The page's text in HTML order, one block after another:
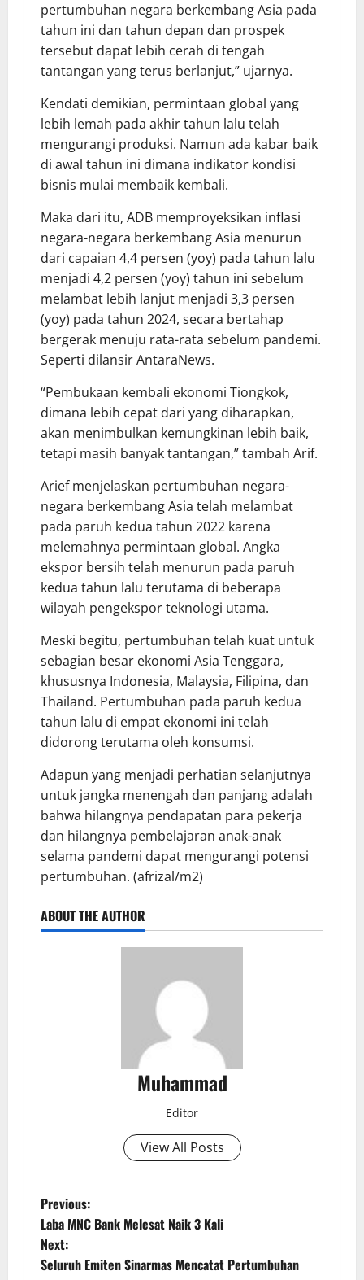
pertumbuhan negara berkembang Asia pada
tahun ini dan tahun depan dan prospek
tersebut dapat lebih cerah di tengah
tantangan yang terus berlanjut,” ujarnya.
Kendati demikian, permintaan global yang
lebih lemah pada akhir tahun lalu telah
mengurangi produksi. Namun ada kabar baik
di awal tahun ini dimana indikator kondisi
bisnis mulai membaik kembali.
Maka dari itu, ADB memproyeksikan inflasi
negara-negara berkembang Asia menurun
dari capaian 4,4 persen (yoy) pada tahun lalu
menjadi 4,2 persen (yoy) tahun ini sebelum
melambat lebih lanjut menjadi 3,3 persen
(yoy) pada tahun 2024, secara bertahap
bergerak menuju rata-rata sebelum pandemi.
Seperti dilansir AntaraNews.
“Pembukaan kembali ekonomi Tiongkok,
dimana lebih cepat dari yang diharapkan,
akan menimbulkan kemungkinan lebih baik,
tetapi masih banyak tantangan,” tambah Arif.
Arief menjelaskan pertumbuhan negara-
negara berkembang Asia telah melambat
pada paruh kedua tahun 2022 karena
melemahnya permintaan global. Angka
ekspor bersih telah menurun pada paruh
kedua tahun lalu terutama di beberapa
wilayah pengekspor teknologi utama.
Meski begitu, pertumbuhan telah kuat untuk
sebagian besar ekonomi Asia Tenggara,
khususnya Indonesia, Malaysia, Filipina, dan
Thailand. Pertumbuhan pada paruh kedua
tahun lalu di empat ekonomi ini telah
didorong terutama oleh konsumsi.
Adapun yang menjadi perhatian selanjutnya
untuk jangka menengah dan panjang adalah
bahwa hilangnya pendapatan para pekerja
dan hilangnya pembelajaran anak-anak
selama pandemi dapat mengurangi potensi
pertumbuhan. (afrizal/m2)
ABOUT THE AUTHOR
Muhammad
Editor
View All Posts
Previous:
Laba MNC Bank Melesat Naik 3 Kali
Next:
Seluruh Emiten Sinarmas Mencatat Pertumbuhan